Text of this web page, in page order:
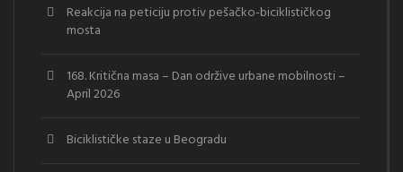
Reakcija na peticiju protiv pešačko-biciklističkog
mosta
168. Kritična masa – Dan održive urbane mobilnosti –
April 2026
Biciklističke staze u Beogradu